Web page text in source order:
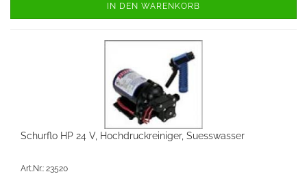
IN DEN WARENKORB
Schurflo HP 24 V, Hochdruckreiniger, Suesswasser
Art.Nr.: 23520